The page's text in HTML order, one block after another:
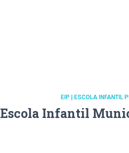
EIP | ESCOLA INFANTIL
Escola Infantil